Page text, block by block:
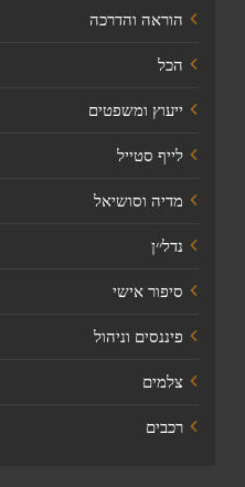
הוראה והדרכה
הכל
ייעוץ ומשפטים
לייף סטייל
מדיה וסושיאל
נדל׳׳ן
סיפור אישי
פיננסים וניהול
צלמים
רכבים